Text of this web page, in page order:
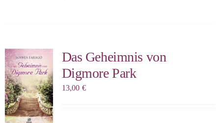
Das Geheimnis von
Digmore Park
13,00 €